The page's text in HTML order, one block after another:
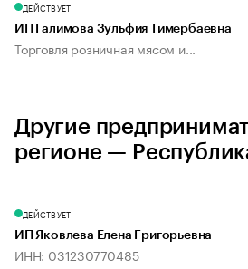
ДЕЙСТВУЕТ
ИП Галимова Зульфия Тимербаевна
Торговля розничная мясом и...
Другие
регионе —
ДЕЙСТВУЕТ
ИП Яковлева Елена Григорьевна
ИНН: 031230770485